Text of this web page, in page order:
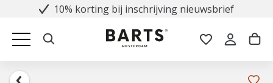
10% korting bij inschrijving nieuwsbrief